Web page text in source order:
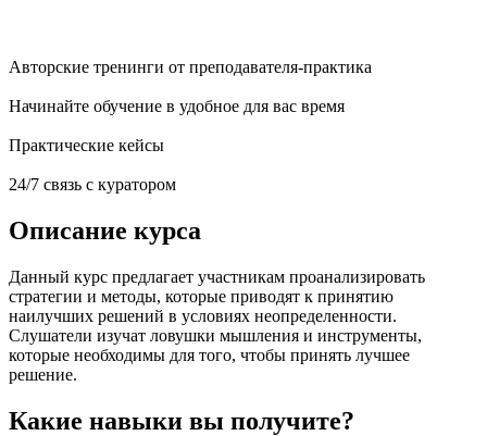
Авторские тренинги от преподавателя-практика
Начинайте обучение в удобное для вас время
Практические кейсы
24/7 связь с куратором
Описание курса
Данный курс предлагает участникам проанализировать
стратегии и методы, которые приводят к принятию
наилучших решений в условиях неопределенности.
Слушатели изучат ловушки мышления и инструменты,
которые необходимы для того, чтобы принять лучшее
решение.
Какие навыки вы получите?